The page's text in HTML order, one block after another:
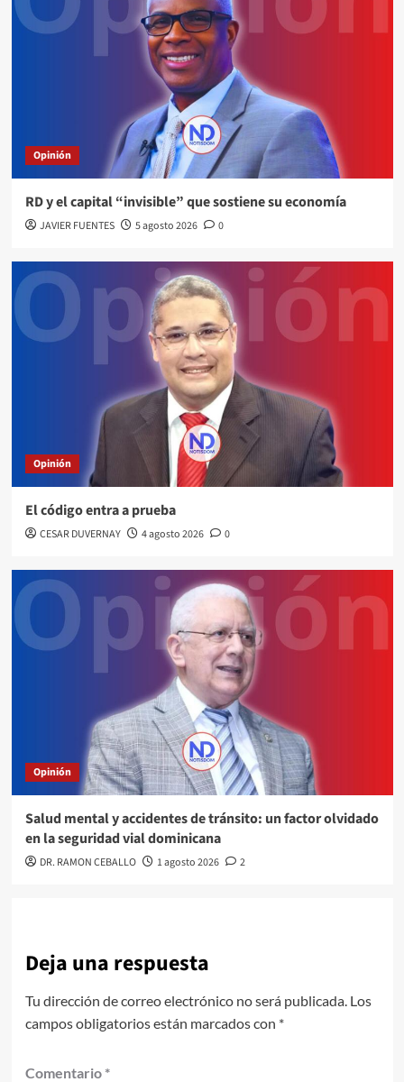
Opinión
RD y el capital “invisible” que sostiene su economía
JAVIER FUENTES 5 agosto 2026 0
Opinión
El código entra a prueba
CESAR DUVERNAY 4 agosto 2026 0
Opinión
Salud mental y accidentes de tránsito: un factor olvidado
en la seguridad vial dominicana
DR. RAMON CEBALLO 1 agosto 2026 2
Deja una respuesta
Tu dirección de correo electrónico no será publicada. Los
campos obligatorios están marcados con *
Comentario *